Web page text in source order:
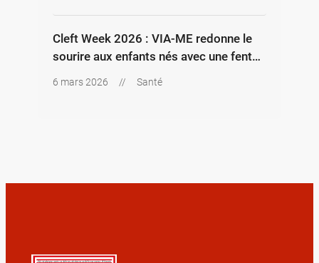
Cleft Week 2026 : VIA-ME redonne le
sourire aux enfants nés avec une fente
labio-palatine au Bénin
6 mars 2026 // Santé